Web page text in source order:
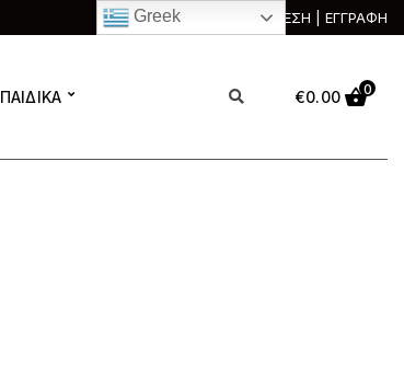
ΣΥΝΔΕΣΗ | ΕΓΓΡΑΦΗ
ΠΑΙΔΙΚΑ €0.00 0
Greek